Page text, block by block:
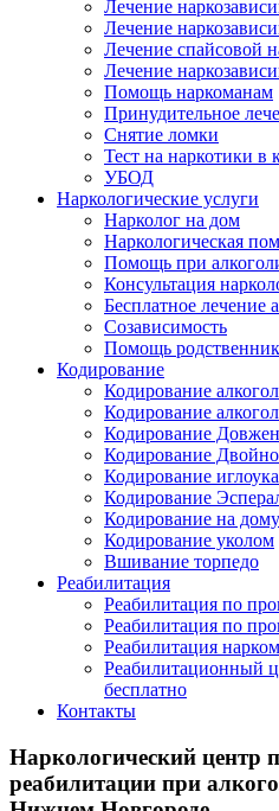
Лечение
Лечение
Лечение спайсовой
Лечение
Помощь наркоманам
Принудительное
Снятие ломки
Тест на наркотики в
УБОД
Наркологические услуги
Нарколог на дом
Наркологическая
Помощь при
Консультация
Бесплатное лечение
Созависимость
Помощь
Кодирование
Кодирование
Кодирование
Кодирование
Кодирование
Кодирование
Кодирование
Кодирование на
Кодирование уколом
Вшивание торпедо
Реабилитация
Реабилитация по
Реабилитация по
Реабилитация
Реабилитационный
бесплатно
Контакты
Наркологический центр
реабилитации при